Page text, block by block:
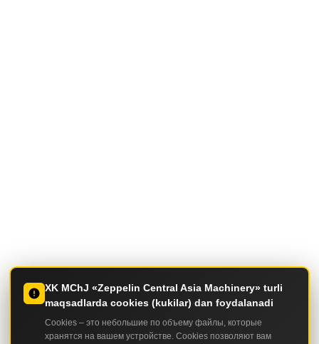
XK MChJ «Zeppelin Central Asia Machinery» turli
maqsadlarda cookies (kukilar) dan foydalanadi
Cookies – это небольшие по объему файлы, которые
хранятся на вашем устройстве. Cookies позволяют вам